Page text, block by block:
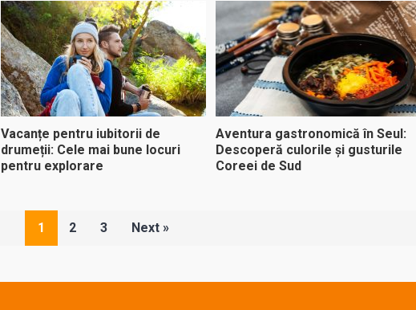
Vacanțe pentru iubitorii de
drumeții: Cele mai bune locuri
pentru explorare
Aventura gastronomică în Seul:
Descoperă culorile și gusturile
Coreei de Sud
1 2 3 Next »